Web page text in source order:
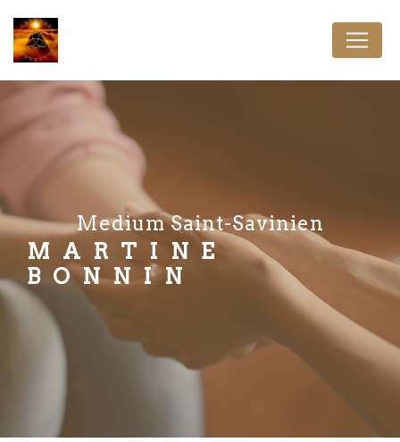
medium Saint-Savinien
MARTINE
BONNIN